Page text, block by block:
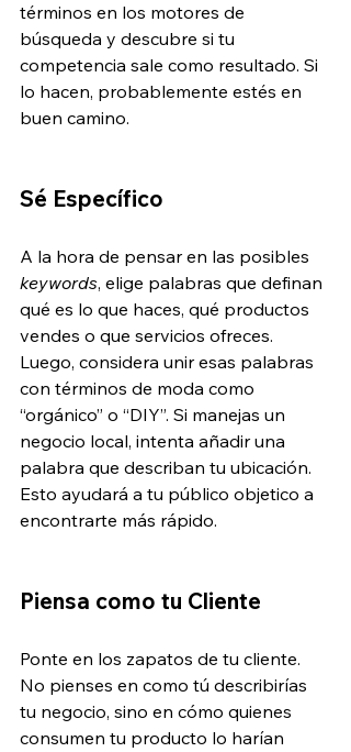
términos en los motores de
búsqueda y descubre si tu
competencia sale como resultado. Si
lo hacen, probablemente estés en
buen camino.
Sé Específico
A la hora de pensar en las posibles
keywords, elige palabras que definan
qué es lo que haces, qué productos
vendes o que servicios ofreces.
Luego, considera unir esas palabras
con términos de moda como
“orgánico” o “DIY”. Si manejas un
negocio local, intenta añadir una
palabra que describan tu ubicación.
Esto ayudará a tu público objetico a
encontrarte más rápido.
Piensa como tu Cliente
Ponte en los zapatos de tu cliente.
No pienses en como tú describirías
tu negocio, sino en cómo quienes
consumen tu producto lo harían